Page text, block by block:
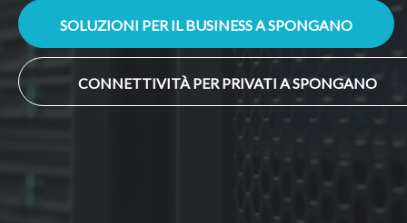
SOLUZIONI PER IL BUSINESS A SPONGANO
CONNETTIVITÀ PER PRIVATI A SPONGANO